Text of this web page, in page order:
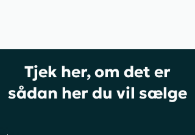
Tjek her, om det er
sådan her du vil sælge